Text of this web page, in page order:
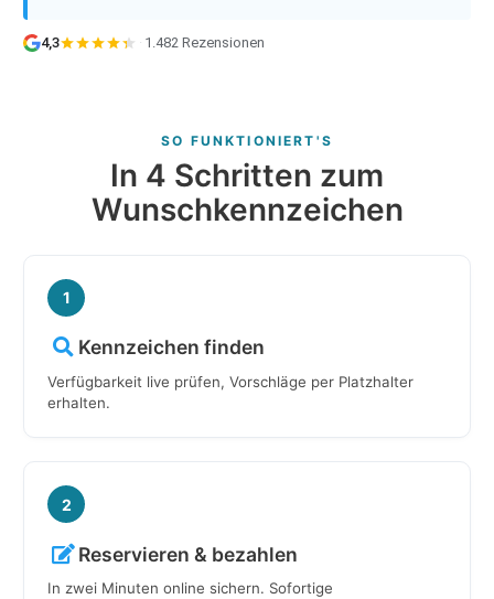
4,3 · 1.482 Rezensionen
SO FUNKTIONIERT'S
In 4 Schritten zum
Wunschkennzeichen
1
Kennzeichen finden
Verfügbarkeit live prüfen, Vorschläge per Platzhalter
erhalten.
2
Reservieren & bezahlen
In zwei Minuten online sichern. Sofortige